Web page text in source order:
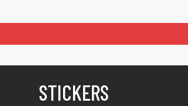
STICKERS